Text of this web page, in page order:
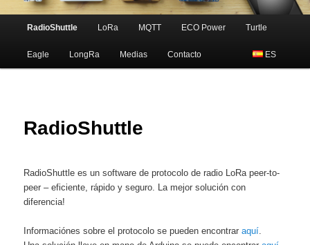
Skip
to
RadioShuttle LoRa MQTT ECO Power Turtle
Eagle LongRa Medias Contacto ES
RadioShuttle
RadioShuttle es un software de protocolo de radio LoRa peer-to-
peer – eficiente, rápido y seguro. La mejor solución con
diferencia!
Informaciónes sobre el protocolo se pueden encontraraquí